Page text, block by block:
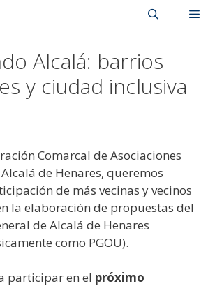
Alcalá: barrios
y ciudad inclusiva
Comarcal de Asociaciones
de Henares, queremos
de más vecinas y vecinos
la elaboración de propuestas del
de Alcalá de Henares
como PGOU).
participar en el próximo